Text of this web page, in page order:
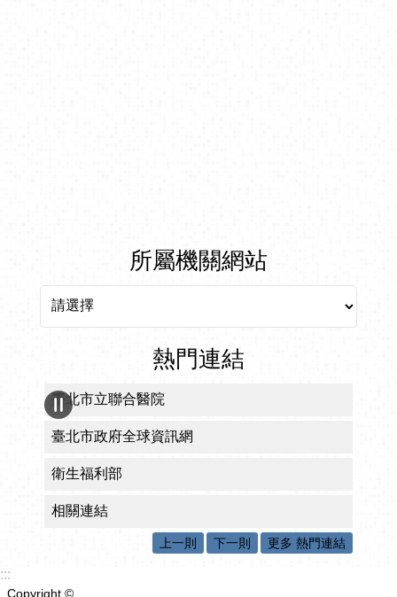
所屬機關網站
熱門連結
臺北市立聯合醫院
臺北市政府全球資訊網
衛生福利部
相關連結
上一則 下一則 更多 熱門連結
:::
Copyright ©